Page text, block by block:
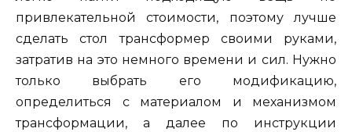
привлекательной стоимости, поэтому лучше
сделать стол трансформер своими руками,
затратив на это немного времени и сил. Нужно
только выбрать его модификацию,
определиться с материалом и механизмом
трансформации, а далее по инструкции